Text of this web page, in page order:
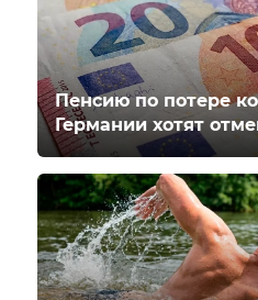
Пенсию по потере
Германии хотят